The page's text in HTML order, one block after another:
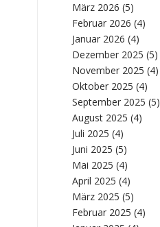
März 2026 (5)
Februar 2026 (4)
Januar 2026 (4)
Dezember 2025 (5)
November 2025 (4)
Oktober 2025 (4)
September 2025 (5)
August 2025 (4)
Juli 2025 (4)
Juni 2025 (5)
Mai 2025 (4)
April 2025 (4)
März 2025 (5)
Februar 2025 (4)